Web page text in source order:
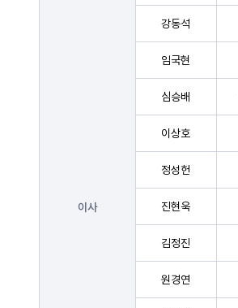
이사
강동석
임국현
심승배
이상호
정성헌
진현욱
김정진
원경연